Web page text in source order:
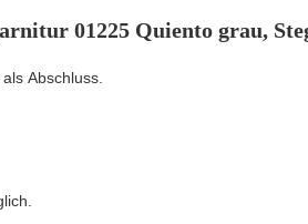
01225 Quiento grau,
Abschluss.